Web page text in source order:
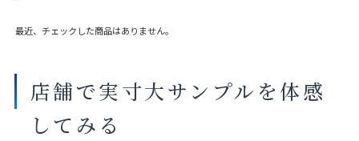
最近、チェックした商品はありません。
店舗で実寸大サンプルを体感
してみる